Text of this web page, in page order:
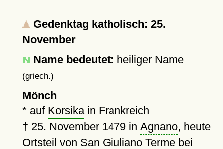
Gedenktag katholisch: 25.
November
Name bedeutet: heiliger Name
(griech.)
Mönch
* auf Korsikain Frankreich
† 25. November 1479in Agnano, heute
Ortsteil von San Giuliano Terme bei